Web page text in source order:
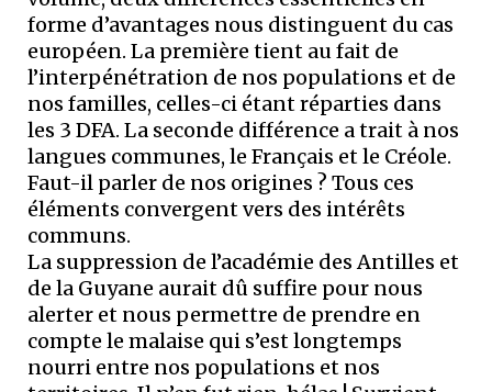
forme d’avantages nous distinguent du cas
européen. La première tient au fait de
l’interpénétration de nos populations et de
nos familles, celles-ci étant réparties dans
les 3 DFA. La seconde différence a trait à nos
langues communes, le Français et le Créole.
Faut-il parler de nos origines ? Tous ces
éléments convergent vers des intérêts
communs.
La suppression de l’académie des Antilles et
de la Guyane aurait dû suffire pour nous
alerter et nous permettre de prendre en
compte le malaise qui s’est longtemps
nourri entre nos populations et nos